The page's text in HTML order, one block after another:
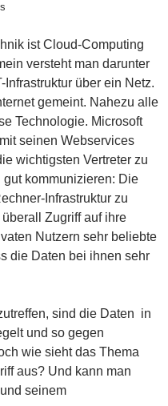
ist Cloud-Computing
versteht man darunter
über ein Netz.
gemeint. Nahezu alle
Technologie. Microsoft
seinen Webservices
wichtigsten Vertreter zu
kommunizieren: Die
Infrastruktur zu
Zugriff auf ihre
Nutzern sehr beliebte
die Daten bei ihnen sehr
sind die Daten in
und so gegen
wie sieht das Thema
aus? Und kann man
seinem